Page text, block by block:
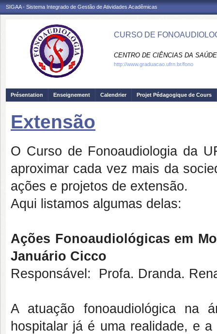
SIGAA - Sistema Integrado de Gestão de Atividades Acadêmicas
CURSO DE
CENTRO DE CIÊNCIAS DA
http://www.graduacao.ufrn.br/fono
Présentation Enseignement Calendrier Projet Pédagogique de Cours
Extensão
O Curso de Fonoaudiologia da
aproximar cada vez mais da
ações e projetos de extensão.
Aqui listamos algumas delas:
Ações Fonoaudiológicas em
Januário Cicco
Responsável: Profa. Dranda.
A atuação fonoaudiológica na
hospitalar já é uma realidade, e